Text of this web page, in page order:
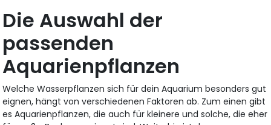
Die Auswahl der
passenden
Aquarienpflanzen
Welche Wasserpflanzen sich für dein Aquarium besonders gut
eignen, hängt von verschiedenen Faktoren ab. Zum einen gibt
es Aquarienpflanzen, die auch für kleinere und solche, die eher